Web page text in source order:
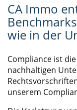
CA Immo
wie in der
Compliance ist
nachhaltigen
unserem